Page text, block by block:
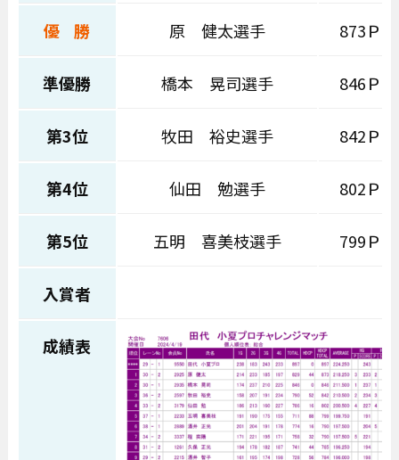
優 勝 原 健太選手 873Ｐ
準優勝 橋本 晃司選手 846Ｐ
第3位 牧田 裕史選手 842Ｐ
第4位 仙田 勉選手 802Ｐ
第5位 五明 喜美枝選手 799Ｐ
入賞者
成績表